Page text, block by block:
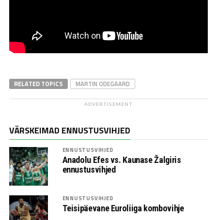
RELATED TOPICS MARTIN ODEGAARD
ADVERTISEMENT
VÄRSKEIMAD ENNUSTUSVIHJED
ENNUSTUSVIHJED
Anadolu Efes vs. Kaunase Žalgiris
ennustusvihjed
ENNUSTUSVIHJED
Teisipäevane Euroliiga kombovihje